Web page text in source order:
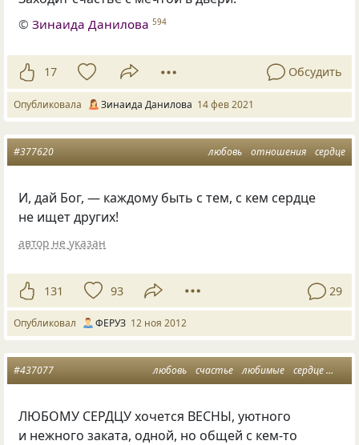
©Зинаида Данилова 594
17 Обсудить
Опубликовала Зинаида Данилова 14 фев 2021
любовь отношения сердце
#377620
И, дай Бог, — каждому быть с тем, с кем сердце
не ищет других!
автор не указан
131 93 29
Опубликовал ФЕРУЗ 12 ноя 2012
любовь счастье любимые сердце
#437077
ЛЮБОМУ СЕРДЦУ хочется ВЕСНЫ, уютного
и нежного заката, одной, но общей с кем-то